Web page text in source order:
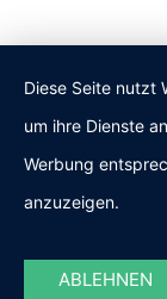
Diese Seite nutzt
um ihre Dienste
Werbung
anzuzeigen.
ABLEHNEN